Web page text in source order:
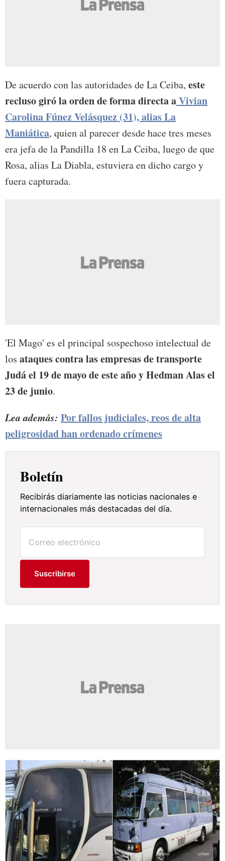
De acuerdo con las autoridades de La Ceiba, este
recluso giró la orden de forma directa aVivian
Carolina Fúnez Velásquez (31), alias La
Maniática, quien al parecer desde hace tres meses
era jefa de la Pandilla 18 en La Ceiba, luego de que
Rosa, alias La Diabla, estuviera en dicho cargo y
fuera capturada.
'El Mago' es el principal sospechoso intelectual de
los ataques contra las empresas de transporte
Judá el 19 de mayo de este año y Hedman Alas el
23 de junio.
Lea además: Por fallos judiciales, reos de alta
peligrosidad han ordenado crímenes
Boletín
Recibirás diariamente las noticias nacionales e
internacionales más destacadas del día.
Suscribirse